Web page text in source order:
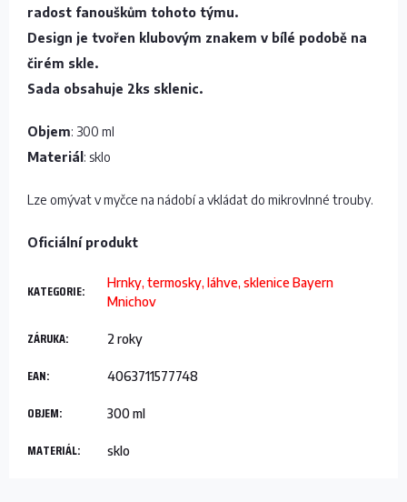
radost fanouškům tohoto týmu.
Design je tvořen klubovým znakem v bílé podobě na
čirém skle.
Sada obsahuje 2ks sklenic.
Objem: 300 ml
Materiál : sklo
Lze omývat v myčce na nádobí a vkládat do mikrovlnné trouby.
​Oficiální produkt
KATEGORIE:
Hrnky, termosky, láhve, sklenice Bayern
Mnichov
ZÁRUKA: 2 roky
EAN: 4063711577748
OBJEM: 300 ml
MATERIÁL: sklo